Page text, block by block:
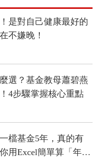
是對自己健康最好的
不嫌晚！
選？基金教母蕭碧燕
4步驟掌握核心重點
檔基金5年，真的有
用Excel簡單算「年化